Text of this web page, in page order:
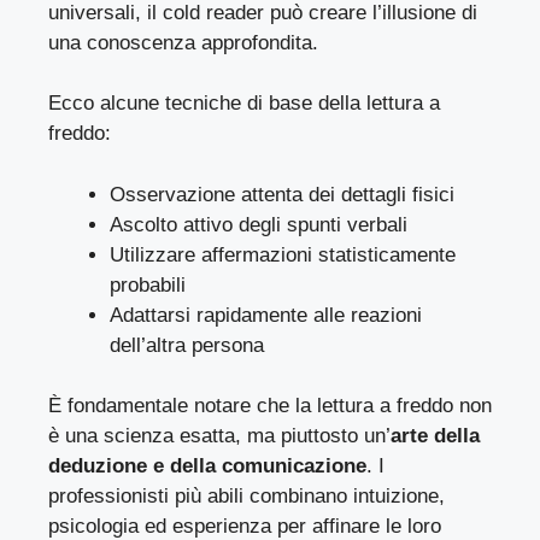
universali, il cold reader può creare l’illusione di
una conoscenza approfondita.
Ecco alcune tecniche di base della lettura a
freddo:
Osservazione attenta dei dettagli fisici
Ascolto attivo degli spunti verbali
Utilizzare affermazioni statisticamente
probabili
Adattarsi rapidamente alle reazioni
dell’altra persona
È fondamentale notare che la lettura a freddo non
è una scienza esatta, ma piuttosto un’arte della
deduzione e della comunicazione. I
professionisti più abili combinano intuizione,
psicologia ed esperienza per affinare le loro